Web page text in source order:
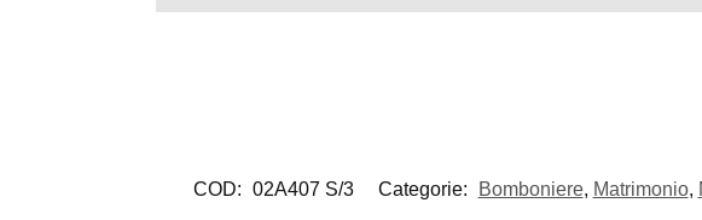
COD: 02A407 S/3 Categorie: Bomboniere, Matrimonio,